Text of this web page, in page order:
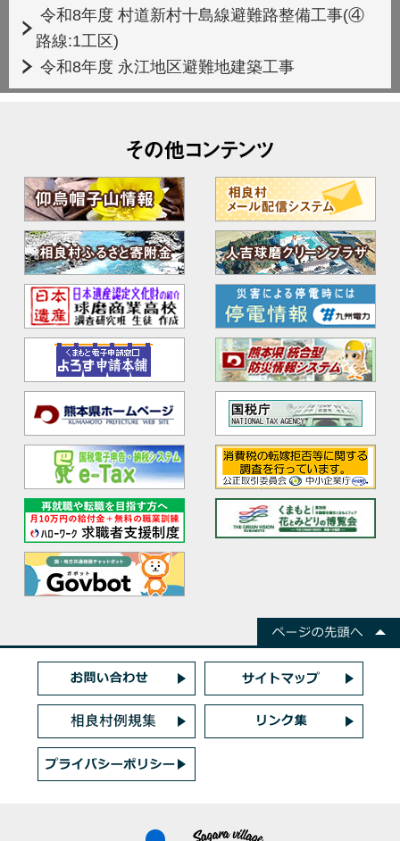
令和8年度 村道新村十島線避難路整備工事(④
路線:1工区)
令和8年度 永江地区避難地建築工事